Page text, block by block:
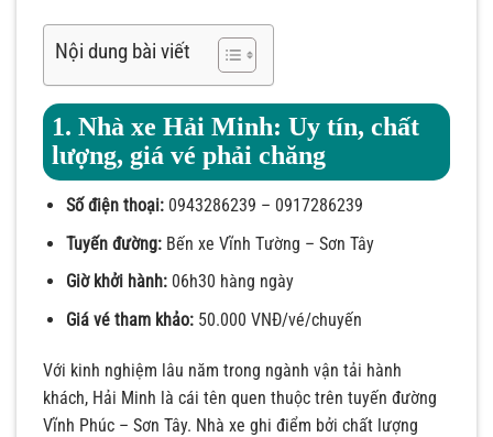
Nội dung bài viết
1. Nhà xe Hải Minh: Uy tín, chất
lượng, giá vé phải chăng
Số điện thoại:0943286239 – 0917286239
Tuyến đường:Bến xe Vĩnh Tường – Sơn Tây
Giờ khởi hành:06h30 hàng ngày
Giá vé tham khảo:50.000 VNĐ/vé/chuyến
Với kinh nghiệm lâu năm trong ngành vận tải hành
khách, Hải Minh là cái tên quen thuộc trên tuyến đường
Vĩnh Phúc – Sơn Tây. Nhà xe ghi điểm bởi chất lượng